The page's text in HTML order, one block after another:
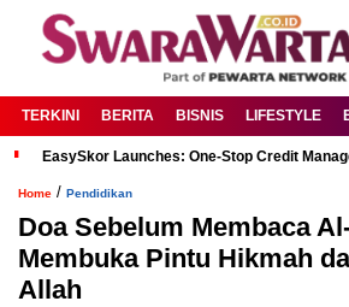
TERKINI BERITA BISNIS LIFESTYLE
EasySkor Launches: One-Stop Credit
Home / Pendidikan
Doa Sebelum Membaca
Membuka Pintu Hikmah
Allah